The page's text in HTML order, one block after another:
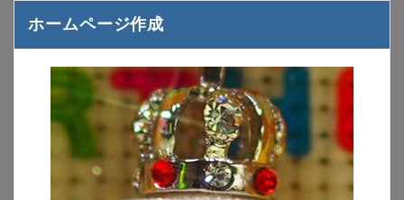
ホームページ作成